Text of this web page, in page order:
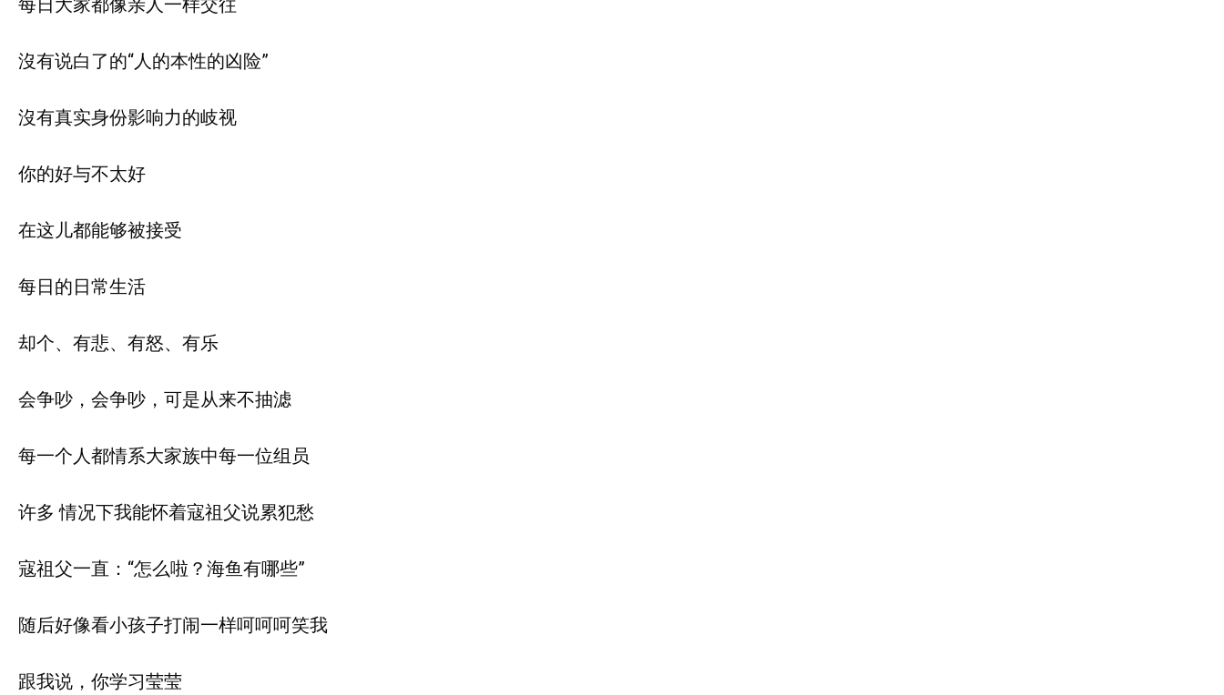
每日大家都像亲人一样交往
沒有说白了的“人的本性的凶险”
沒有真实身份影响力的岐视
你的好与不太好
在这儿都能够被接受
每日的日常生活
却个、有悲、有怒、有乐
会争吵，会争吵，可是从来不抽滤
每一个人都情系大家族中每一位组员
许多 情况下我能怀着寇祖父说累犯愁
寇祖父一直：“怎么啦？海鱼有哪些”
随后好像看小孩子打闹一样呵呵呵笑我
跟我说，你学习莹莹